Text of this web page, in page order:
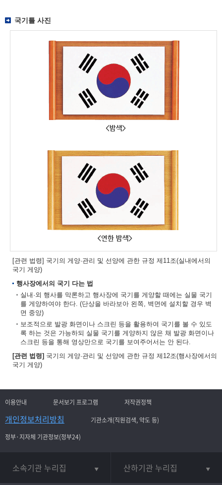
국기틀 사진
[관련 법령] 국기의 게양·관리 및 선양에 관한 규정 제11조(실내에서의
국기 게양)
행사장에서의 국기 다는 법
실내·외 행사를 막론하고 행사장에 국기를 게양할 때에는 실물 국기
를 게양하여야 한다. (단상을 바라보아 왼쪽, 벽면에 설치할 경우 벽
면 중앙)
보조적으로 발광 화면이나 스크린 등을 활용하여 국기를 볼 수 있도
록 하는 것은 가능하되 실물 국기를 게양하지 않은 채 발광 화면이나
스크린 등을 통해 영상만으로 국기를 보여주어서는 안 된다.
[관련 법령] 국기의 게양·관리 및 선양에 관한 규정 제12조(행사장에서의
국기 게양)
이용안내 문서보기 프로그램 저작권정책
개인정보처리방침
기관소개(직원검색, 약도 등)
정부·지자체 기관정보(정부24)
소속기관 누리집 산하기관 누리집